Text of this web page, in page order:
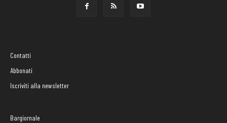
Contatti
Abbonati
Iscriviti alla newsletter
Bargiornale